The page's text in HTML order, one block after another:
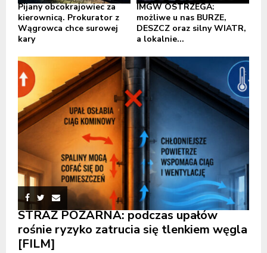
Pijany obcokrajowiec za
kierownicą. Prokurator z
Wągrowca chce surowej
kary
IMGW OSTRZEGA:
możliwe u nas BURZE,
DESZCZ oraz silny WIATR,
a lokalnie...
STRAŻ POŻARNA: podczas upałów
rośnie ryzyko zatrucia się tlenkiem węgla
[FILM]